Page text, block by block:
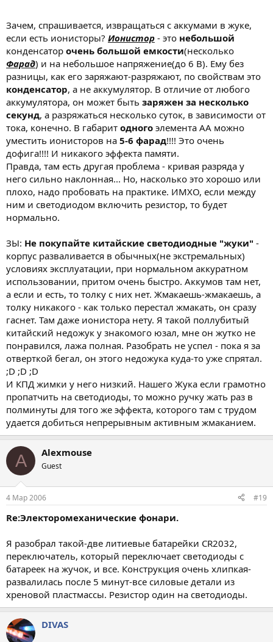
Зачем, спрашивается, извращаться с аккумами в жуке,
если есть ионисторы? Ионистор - это небольшой
конденсатор очень большой емкости(несколько
Фарад) и на небольшое напряжение(до 6 В). Ему без
разницы, как его заряжают-разряжают, по свойствам это
конденсатор, а не аккумулятор. В отличие от любого
аккумулятора, он может быть заряжен за несколько
секунд, а разряжаться несколько суток, в зависимости от
тока, конечно. В габарит одного элемента АА можно
уместить ионисторов на 5-6 фарад!!!! Это очень
дофига!!!! И никакого эффекта памяти.
Правда, там есть другая проблема - кривая разряда у
него сильно наклонная... Но, насколько это хорошо или
плохо, надо пробовать на практике. ИМХО, если между
ним и светодиодом включить резистор, то будет
нормально.
ЗЫ: Не покупайте китайские светодиодные "жуки" -
корпус разваливается в обычных(не экстремальных)
условиях эксплуатации, при нормальном аккуратном
использовании, притом очень быстро. Аккумов там нет,
а если и есть, то толку с них нет. Жмакаешь-жмакаешь, а
толку никакого - как только перестал жмакать, он сразу
гаснет. Там даже ионистора нету. Я такой поллубитый
китайский недожук у знакомого юзал, мне он жутко не
понравился, лажа полная. Разобрать не успел - пока я за
отверткой бегал, он этого недожука куда-то уже спрятал.
;D ;D ;D
И КПД жимки у него низкий. Нашего Жука если грамотно
пропатчить на светодиоды, то можно ручку жать раз в
полминуты для того же эффекта, которого там с трудом
удается добиться непрерывным активным жмаканием.
A Alexmouse
Guest
4 Мар 2006 #19
Re:Электоромеханические фонари.
Я разобрал такой-две литиевые батарейки CR2032,
переключатель, который переключает светодиоды с
батареек на жучок, и все. Конструкция очень хлипкая-
развалилась после 5 минут-все силовые детали из
хреновой пластмассы. Резистор один на светодиоды.
DIVAS